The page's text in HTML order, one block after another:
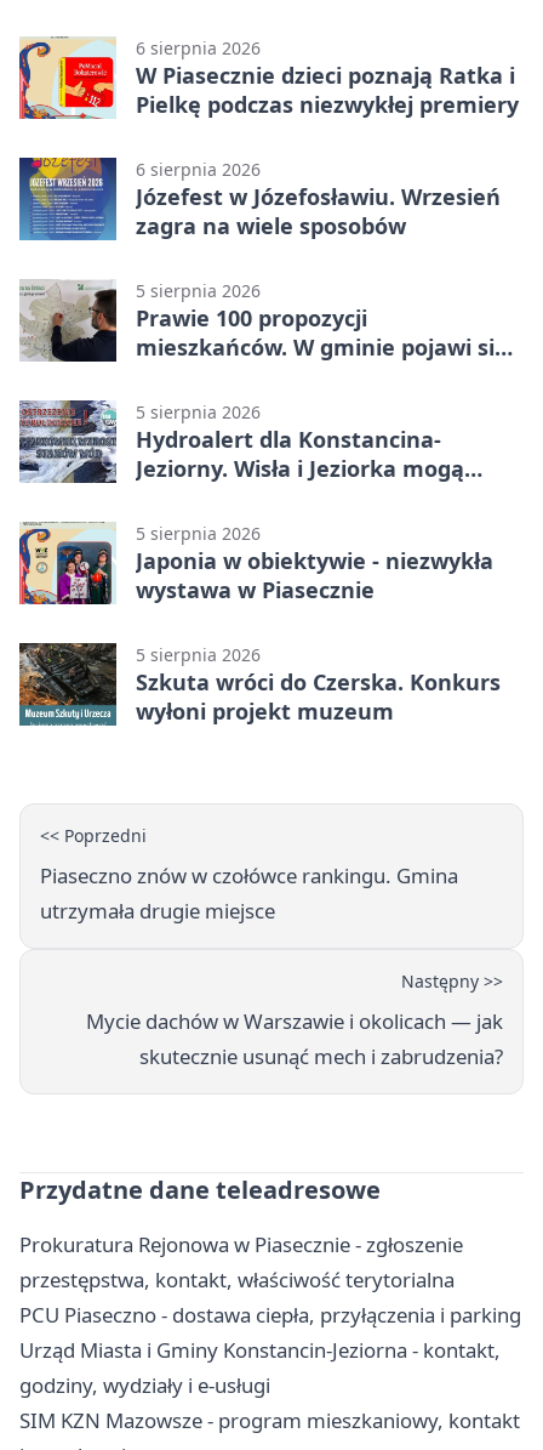
6 sierpnia 2026
W Piasecznie dzieci poznają Ratka i
Pielkę podczas niezwykłej premiery
6 sierpnia 2026
Józefest w Józefosławiu. Wrzesień
zagra na wiele sposobów
5 sierpnia 2026
Prawie 100 propozycji
mieszkańców. W gminie pojawi się
5 sierpnia 2026
Hydroalert dla Konstancina-
Jeziorny. Wisła i Jeziorka mogą
5 sierpnia 2026
Japonia w obiektywie - niezwykła
wystawa w Piasecznie
5 sierpnia 2026
Szkuta wróci do Czerska. Konkurs
wyłoni projekt muzeum
<< Poprzedni
Piaseczno znów w czołówce rankingu. Gmina
utrzymała drugie miejsce
Następny >>
Mycie dachów w Warszawie i okolicach — jak
skutecznie usunąć mech i zabrudzenia?
Przydatne dane teleadresowe
Prokuratura Rejonowa w Piasecznie - zgłoszenie
przestępstwa, kontakt, właściwość terytorialna
PCU Piaseczno - dostawa ciepła, przyłączenia i parking
Urząd Miasta i Gminy Konstancin-Jeziorna - kontakt,
godziny, wydziały i e-usługi
SIM KZN Mazowsze - program mieszkaniowy, kontakt